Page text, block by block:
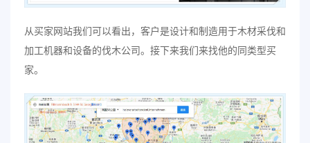
从买家网站我们可以看出，客户是设计和制造用于木材采伐和
加工机器和设备的伐木公司。接下来我们来找他的同类型买
家。